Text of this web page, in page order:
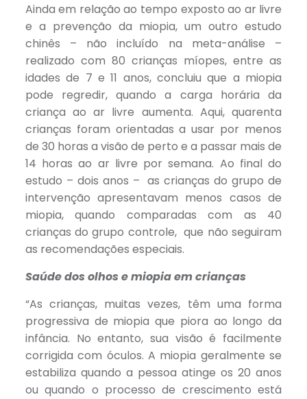
Ainda em relação ao tempo exposto ao ar livre
e a prevenção da miopia, um outro estudo
chinês – não incluído na meta-análise –
realizado com 80 crianças míopes, entre as
idades de 7 e 11 anos, concluiu que a miopia
pode regredir, quando a carga horária da
criança ao ar livre aumenta. Aqui, quarenta
crianças foram orientadas a usar por menos
de 30 horas a visão de perto e a passar mais de
14 horas ao ar livre por semana. Ao final do
estudo – dois anos – as crianças do grupo de
intervenção apresentavam menos casos de
miopia, quando comparadas com as 40
crianças do grupo controle, que não seguiram
as recomendações especiais.
Saúde dos olhos e miopia em crianças
“As crianças, muitas vezes, têm uma forma
progressiva de miopia que piora ao longo da
infância. No entanto, sua visão é facilmente
corrigida com óculos. A miopia geralmente se
estabiliza quando a pessoa atinge os 20 anos
ou quando o processo de crescimento está